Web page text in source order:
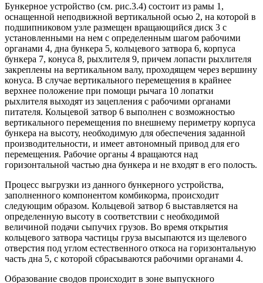
Бункерное устройство (см. рис.3.4) состоит из рамы 1,
оснащенной неподвижной вертикальной осью 2, на которой в
подшипниковом узле размещен вращающийся диск 3 с
установленными на нем с определенным шагом рабочими
органами 4, дна бункера 5, кольцевого затвора 6, корпуса
бункера 7, конуса 8, рыхлителя 9, причем лопасти рыхлителя
закреплены на вертикальном валу, проходящем через вершину
конуса. В случае вертикального перемещения в крайнее
верхнее положение при помощи рычага 10 лопатки
рыхлителя выходят из зацепления с рабочими органами
питателя. Кольцевой затвор 6 выполнен с возможностью
вертикального перемещения по внешнему периметру корпуса
бункера на высоту, необходимую для обеспечения заданной
производительности, и имеет автономный привод для его
перемещения. Рабочие органы 4 вращаются над
горизонтальной частью дна бункера и не входят в его полость.
Процесс выгрузки из данного бункерного устройства,
заполненного компонентом комбикорма, происходит
следующим образом. Кольцевой затвор 6 выставляется на
определенную высоту в соответствии с необходимой
величиной подачи сыпучих грузов. Во время открытия
кольцевого затвора частицы груза высыпаются из щелевого
отверстия под углом естественного откоса на горизонтальную
часть дна 5, с которой сбрасываются рабочими органами 4.
Образование сводов происходит в зоне выпускного